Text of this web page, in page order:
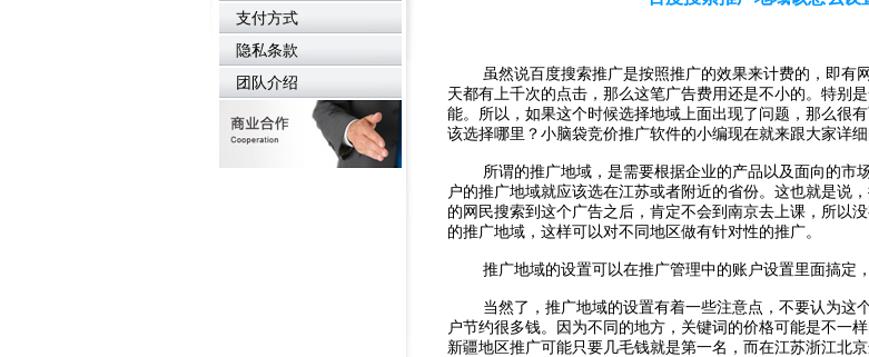
支付方式
隐私条款
团队介绍
虽然说百度搜索推广是按照推广的效果来计费的，即有
天都有上千次的点击，那么这笔广告费用还是不小的。特别
能。所以，如果这个时候选择地域上面出现了问题，那么很
该选择哪里？小脑袋竞价推广软件的小编现在就来跟大家详细
所谓的推广地域，是需要根据企业的产品以及面向的市场
户的推广地域就应该选在江苏或者附近的省份。这也就是说
的网民搜索到这个广告之后，肯定不会到南京去上课，所以
的推广地域，这样可以对不同地区做有针对性的推广。
推广地域的设置可以在推广管理中的账户设置里面搞定，
当然了，推广地域的设置有着一些注意点，不要认为这
户节约很多钱。因为不同的地方，关键词的价格可能是不一
新疆地区推广可能只要几毛钱就是第一名，而在江苏浙江北